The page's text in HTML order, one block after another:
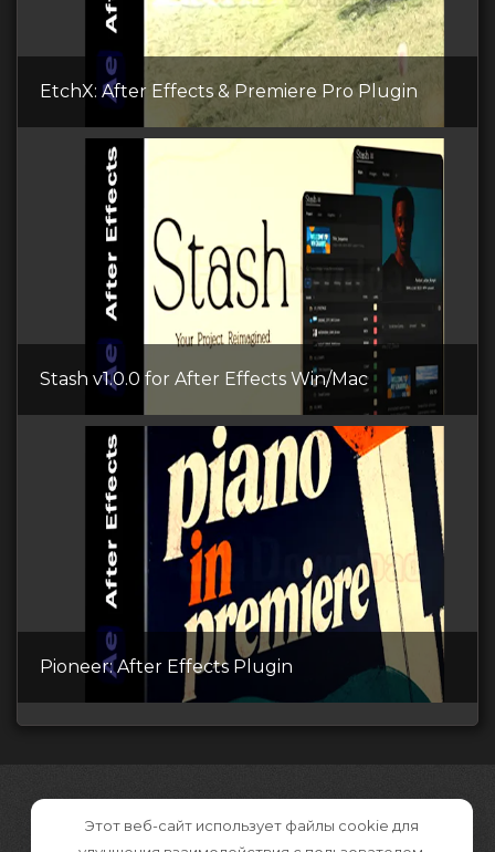
EtchX: After Effects & Premiere Pro Plugin
Stash v1.0.0 for After Effects Win/Mac
Pioneer: After Effects Plugin
Этот веб-сайт использует файлы cookie для